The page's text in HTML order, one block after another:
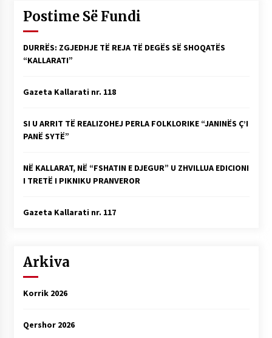
Postime Së Fundi
DURRËS: ZGJEDHJE TË REJA TË DEGËS SË SHOQATËS
“KALLARATI”
Gazeta Kallarati nr. 118
SI U ARRIT TË REALIZOHEJ PERLA FOLKLORIKE “JANINËS Ç’I
PANË SYTË”
NË KALLARAT, NË “FSHATIN E DJEGUR” U ZHVILLUA EDICIONI
I TRETË I PIKNIKU PRANVEROR
Gazeta Kallarati nr. 117
Arkiva
Korrik 2026
Qershor 2026